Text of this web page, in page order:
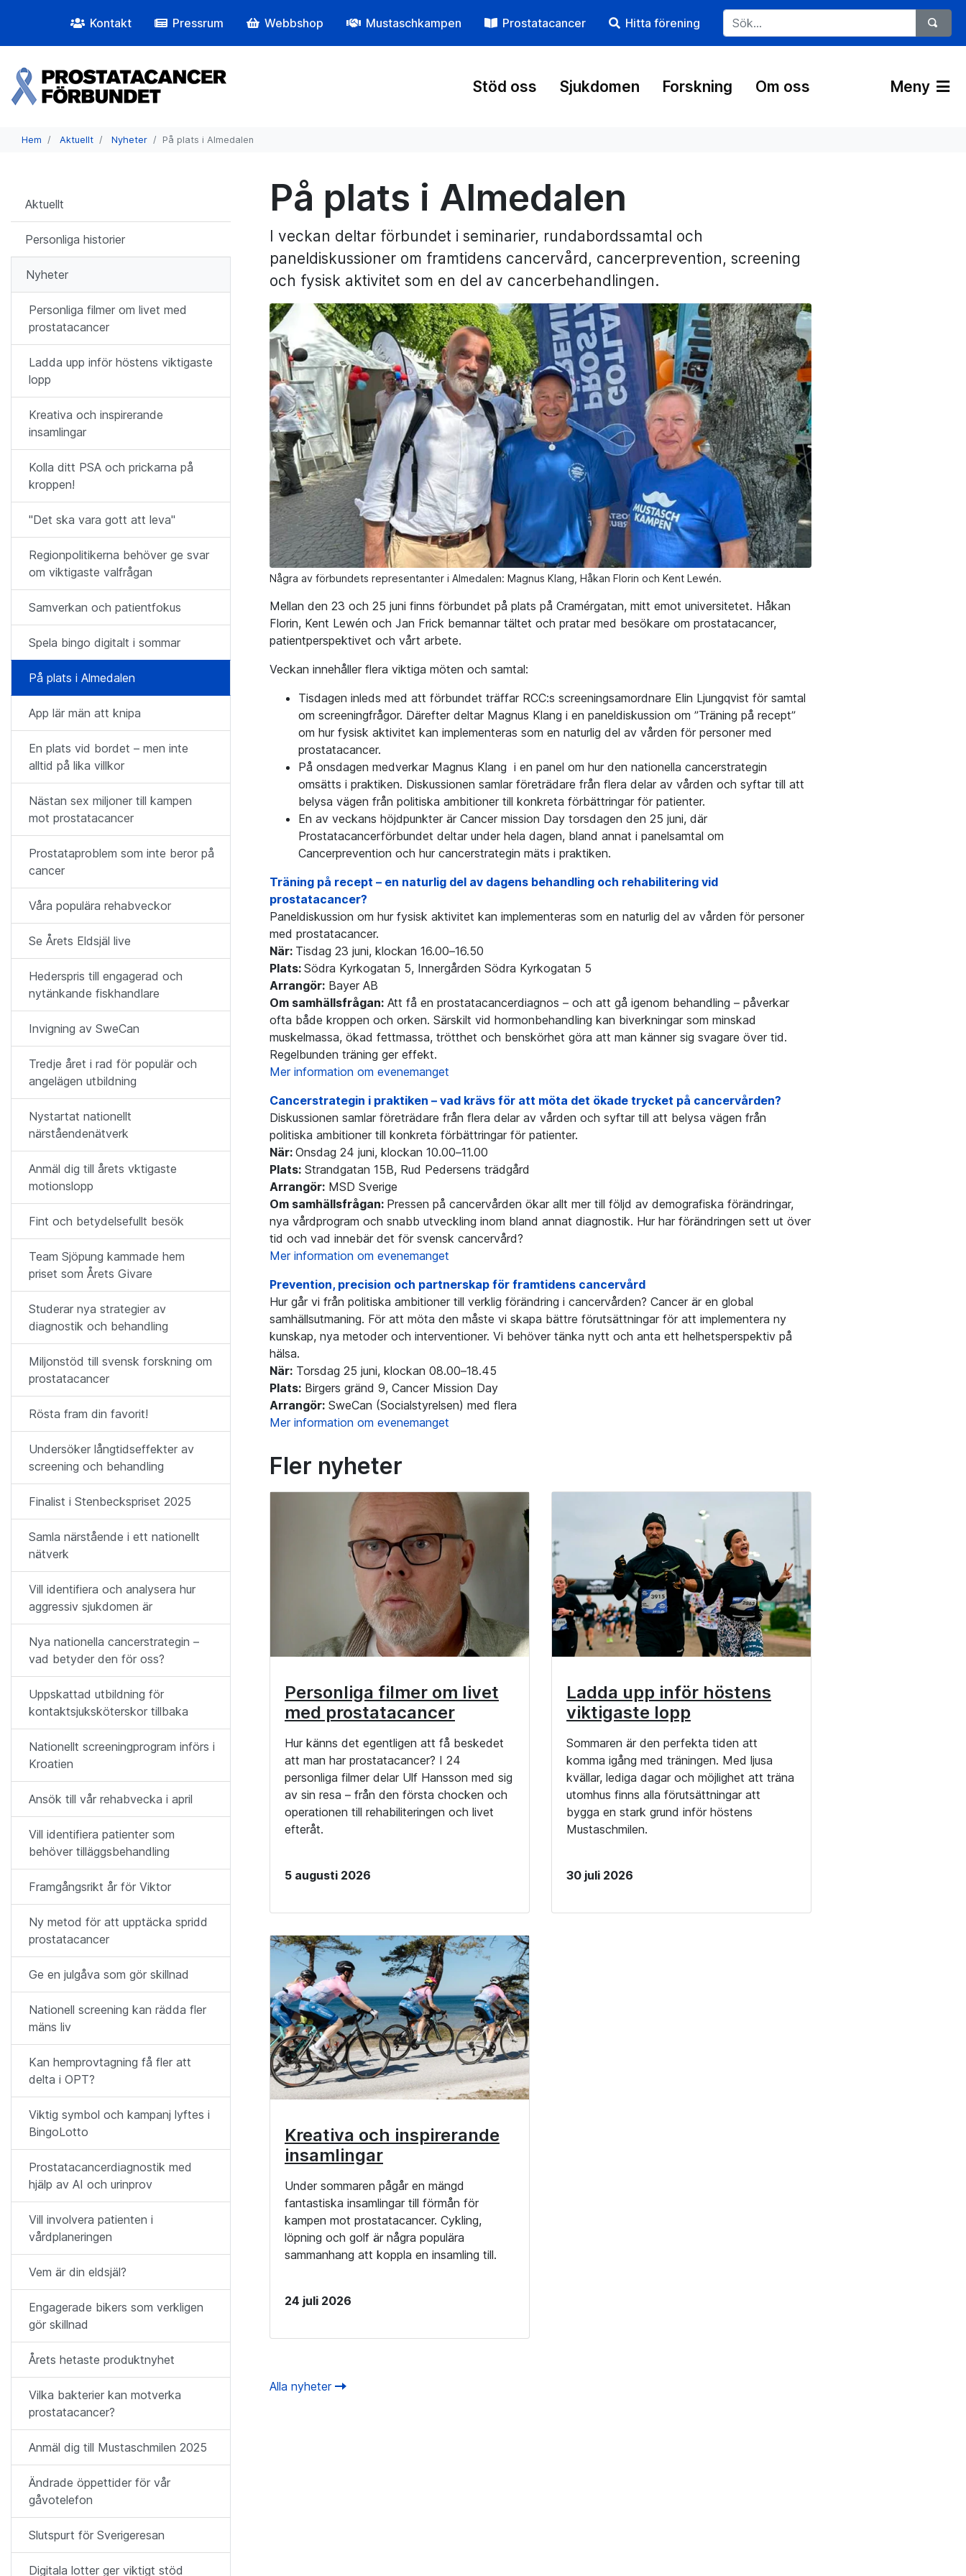
Kontakt Pressrum Webbshop Mustaschkampen Prostatacancer Hitta förening
Stöd oss Sjukdomen Forskning Om oss Meny
Hem Aktuellt Nyheter På plats i Almedalen
Aktuellt
Personliga historier
Nyheter
Personliga filmer om livet med
prostatacancer
Ladda upp inför höstens viktigaste
lopp
Kreativa och inspirerande
insamlingar
Kolla ditt PSA och prickarna på
kroppen!
"Det ska vara gott att leva"
Regionpolitikerna behöver ge svar
om viktigaste valfrågan
Samverkan och patientfokus
Spela bingo digitalt i sommar
På plats i Almedalen
App lär män att knipa
En plats vid bordet – men inte
alltid på lika villkor
Nästan sex miljoner till kampen
mot prostatacancer
Prostataproblem som inte beror på
cancer
Våra populära rehabveckor
Se Årets Eldsjäl live
Hederspris till engagerad och
nytänkande fiskhandlare
Invigning av SweCan
Tredje året i rad för populär och
angelägen utbildning
Nystartat nationellt
närståendenätverk
Anmäl dig till årets vktigaste
motionslopp
Fint och betydelsefullt besök
Team Sjöpung kammade hem
priset som Årets Givare
Studerar nya strategier av
diagnostik och behandling
Miljonstöd till svensk forskning om
prostatacancer
Rösta fram din favorit!
Undersöker långtidseffekter av
screening och behandling
Finalist i Stenbeckspriset 2025
Samla närstående i ett nationellt
nätverk
Vill identifiera och analysera hur
aggressiv sjukdomen är
Nya nationella cancerstrategin –
vad betyder den för oss?
Uppskattad utbildning för
kontaktsjuksköterskor tillbaka
Nationellt screeningprogram införs i
Kroatien
Ansök till vår rehabvecka i april
Vill identifiera patienter som
behöver tilläggsbehandling
Framgångsrikt år för Viktor
Ny metod för att upptäcka spridd
prostatacancer
Ge en julgåva som gör skillnad
Nationell screening kan rädda fler
mäns liv
Kan hemprovtagning få fler att
delta i OPT?
Viktig symbol och kampanj lyftes i
BingoLotto
Prostatacancerdiagnostik med
hjälp av AI och urinprov
Vill involvera patienten i
vårdplaneringen
Vem är din eldsjäl?
Engagerade bikers som verkligen
gör skillnad
Årets hetaste produktnyhet
Vilka bakterier kan motverka
prostatacancer?
Anmäl dig till Mustaschmilen 2025
Ändrade öppettider för vår
gåvotelefon
Slutspurt för Sverigeresan
Digitala lotter ger viktigt stöd
På plats i Almedalen
I veckan deltar förbundet i seminarier, rundabordssamtal och
paneldiskussioner om framtidens cancervård, cancerprevention, screening
och fysisk aktivitet som en del av cancerbehandlingen.
Några av förbundets representanter i Almedalen: Magnus Klang, Håkan Florin och Kent Lewén.
Mellan den 23 och 25 juni finns förbundet på plats på Cramérgatan, mitt emot universitetet. Håkan
Florin, Kent Lewén och Jan Frick bemannar tältet och pratar med besökare om prostatacancer,
patientperspektivet och vårt arbete.
Veckan innehåller flera viktiga möten och samtal:
Tisdagen inleds med att förbundet träffar RCC:s screeningsamordnare Elin Ljungqvist för samtal
om screeningfrågor. Därefter deltar Magnus Klang i en paneldiskussion om ”Träning på recept”
om hur fysisk aktivitet kan implementeras som en naturlig del av vården för personer med
prostatacancer.
På onsdagen medverkar Magnus Klang i en panel om hur den nationella cancerstrategin
omsätts i praktiken. Diskussionen samlar företrädare från flera delar av vården och syftar till att
belysa vägen från politiska ambitioner till konkreta förbättringar för patienter.
En av veckans höjdpunkter är Cancer mission Day torsdagen den 25 juni, där
Prostatacancerförbundet deltar under hela dagen, bland annat i panelsamtal om
Cancerprevention och hur cancerstrategin mäts i praktiken.
Träning på recept – en naturlig del av dagens behandling och rehabilitering vid
prostatacancer?
Paneldiskussion om hur fysisk aktivitet kan implementeras som en naturlig del av vården för personer
med prostatacancer.
När: Tisdag 23 juni, klockan 16.00–16.50
Plats: Södra Kyrkogatan 5, Innergården Södra Kyrkogatan 5
Arrangör: Bayer AB
Om samhällsfrågan: Att få en prostatacancerdiagnos – och att gå igenom behandling – påverkar
ofta både kroppen och orken. Särskilt vid hormonbehandling kan biverkningar som minskad
muskelmassa, ökad fettmassa, trötthet och benskörhet göra att man känner sig svagare över tid.
Regelbunden träning ger effekt.
Mer information om evenemanget
Cancerstrategin i praktiken – vad krävs för att möta det ökade trycket på cancervården?
Diskussionen samlar företrädare från flera delar av vården och syftar till att belysa vägen från
politiska ambitioner till konkreta förbättringar för patienter.
När: Onsdag 24 juni, klockan 10.00–11.00
Plats: Strandgatan 15B, Rud Pedersens trädgård
Arrangör: MSD Sverige
Om samhällsfrågan: Pressen på cancervården ökar allt mer till följd av demografiska förändringar,
nya vårdprogram och snabb utveckling inom bland annat diagnostik. Hur har förändringen sett ut över
tid och vad innebär det för svensk cancervård?
Mer information om evenemanget
Prevention, precision och partnerskap för framtidens cancervård
Hur går vi från politiska ambitioner till verklig förändring i cancervården? Cancer är en global
samhällsutmaning. För att möta den måste vi skapa bättre förutsättningar för att implementera ny
kunskap, nya metoder och interventioner. Vi behöver tänka nytt och anta ett helhetsperspektiv på
hälsa.
När: Torsdag 25 juni, klockan 08.00–18.45
Plats: Birgers gränd 9, Cancer Mission Day
Arrangör: SweCan (Socialstyrelsen) med flera
Mer information om evenemanget
Fler nyheter
Personliga filmer om livet
med prostatacancer
Hur känns det egentligen att få beskedet
att man har prostatacancer? I 24
personliga filmer delar Ulf Hansson med sig
av sin resa – från den första chocken och
operationen till rehabiliteringen och livet
efteråt.
5 augusti 2026
Ladda upp inför höstens
viktigaste lopp
Sommaren är den perfekta tiden att
komma igång med träningen. Med ljusa
kvällar, lediga dagar och möjlighet att träna
utomhus finns alla förutsättningar att
bygga en stark grund inför höstens
Mustaschmilen.
30 juli 2026
Kreativa och inspirerande
insamlingar
Under sommaren pågår en mängd
fantastiska insamlingar till förmån för
kampen mot prostatacancer. Cykling,
löpning och golf är några populära
sammanhang att koppla en insamling till.
24 juli 2026
Alla nyheter